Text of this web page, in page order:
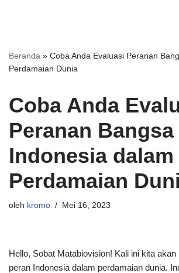
Beranda » Coba Anda Evaluasi Peranan
Perdamaian Dunia
Coba Anda
Peranan Bangsa
Indonesia dalam
Perdamaian
oleh kromo Mei 16, 2023
Hello, Sobat Matabiovision! Kali ini kita
peran Indonesia dalam perdamaian dunia.